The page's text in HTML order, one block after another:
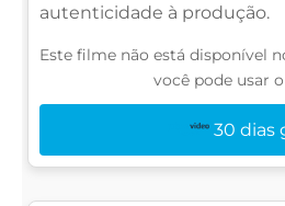
autenticidade à produção.
Este filme não está disponível
você pode usar
30 dias